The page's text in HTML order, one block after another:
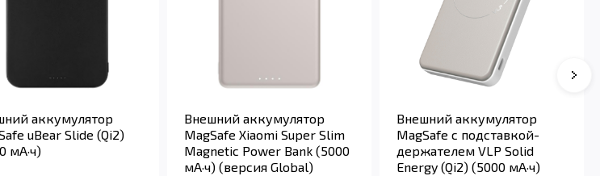
аккумулятор
uBear Slide (Qi2)
мА·ч)
Внешний аккумулятор
MagSafe Xiaomi Super Slim
Magnetic Power Bank (5000
мА·ч) (версия Global)
Внешний аккумулятор
MagSafe с подставкой-
держателем VLP Solid
Energy (Qi2) (5000 мА·ч)